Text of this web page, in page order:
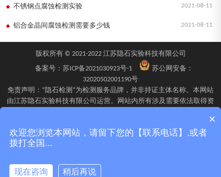
2021-08-11
不锈钢点腐蚀检测实验
2021-08-11
铝合金晶间腐蚀检测需要多少钱
版权所有 © 2021-2022 江苏隐石实验科技有限公司
备案号： 苏ICP备2021030923号-1
苏公网安备：
32020502001190号
免责声明：“隐石检测”为检测服务品牌，并非持证主体名称。本网站
由江苏隐石实验科技有限公司运营。网站内所有涉及需要依法取得资
石检验检测有限公司、四川隐石检验检测有限公司、南京隐石安全阀
校验有限公司在资质认定能力范围内具体实施并出具报告。不同检测
项目的资质适用范围、报告标识及出具主体可能不同，具体情况以双
×
欢迎您浏览本网站，请留下您的【联系电话】,或者
拨打全国...
现在咨询 稍后再说